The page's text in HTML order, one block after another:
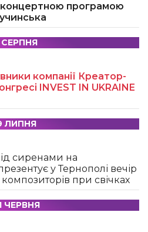
програмою
СЕРПНЯ
компанії Креатор-
INVEST IN UKRAINE
ЛИПНЯ
сиренами на
у Тернополі вечір
при свічках
ЧЕРВНЯ